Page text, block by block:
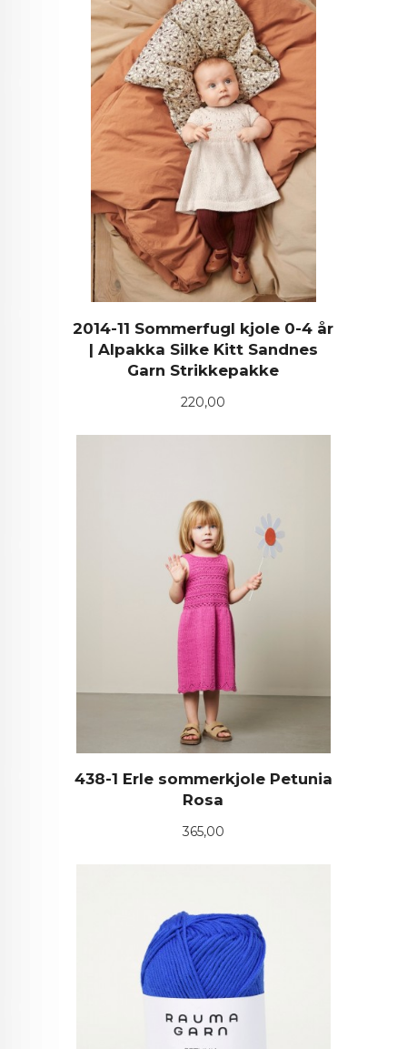
2014-11 Sommerfugl kjole 0-4 år
| Alpakka Silke Kitt Sandnes
Garn Strikkepakke
Pris
220,00
438-1 Erle sommerkjole Petunia
Rosa
Pris
365,00